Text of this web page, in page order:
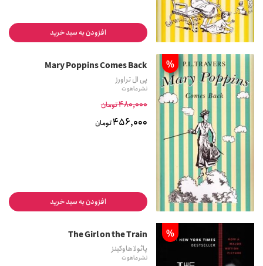
افزودن به سبد خرید
%
Mary Poppins Comes Back
پی ال تراورز
نشر ماهوت
480,000تومان
456,000تومان
افزودن به سبد خرید
%
The Girl on the Train
پائولا هاوکینز
نشر ماهوت